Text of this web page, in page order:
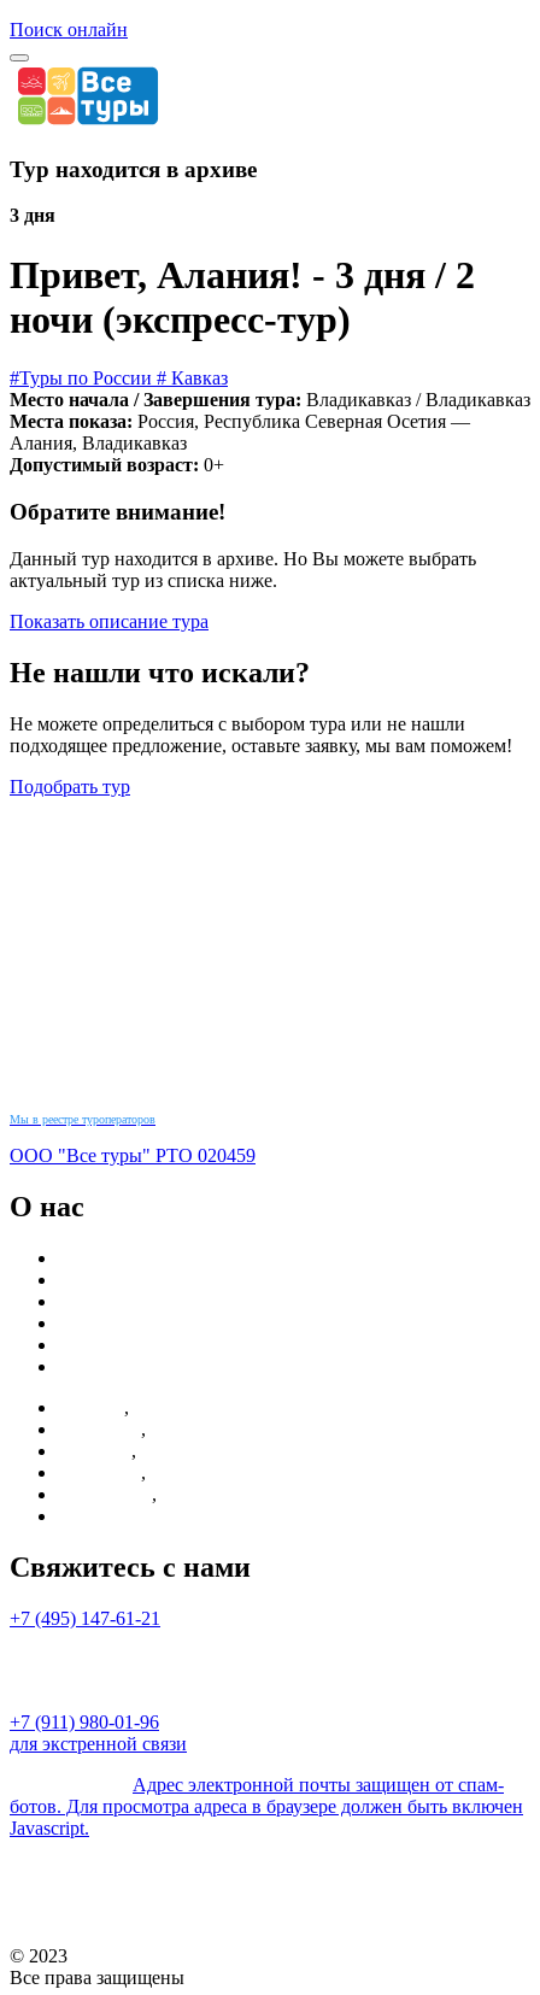
Поиск онлайн
Тур находится в архиве
3 дня
Привет, Алания! - 3 дня / 2
ночи (экспресс-тур)
#Туры по России # Кавказ
Место начала / Завершения тура: Владикавказ / Владикавказ
Места показа: Россия, Республика Северная Осетия —
Алания, Владикавказ
Допустимый возраст: 0+
Обратите внимание!
Данный тур находится в архиве. Но Вы можете выбрать
актуальный тур из списка ниже.
Показать описание тура
Не нашли что искали?
Не можете определиться с выбором тура или не нашли
подходящее предложение, оставьте заявку, мы вам поможем!
Подобрать тур
Мы в реестре туроператоров
ООО "Все туры" РТО 020459
О нас
,
,
,
,
,
Свяжитесь с нами
+7 (495) 147-61-21
+7 (911) 980-01-96
для экстренной связи
Адрес электронной почты защищен от спам-
ботов. Для просмотра адреса в браузере должен быть включен
Javascript.
© 2023
Все права защищены